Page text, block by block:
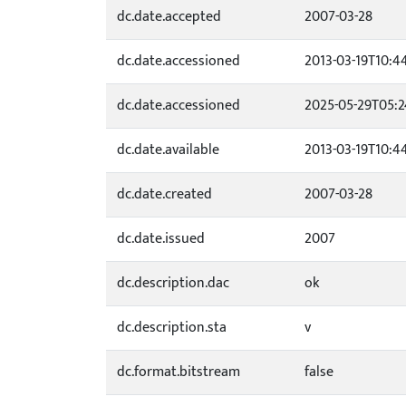
dc.date.accepted 2007-03-28
dc.date.accessioned
2013-03-
dc.date.accessioned
2025-05-
dc.date.available
2013-03-
dc.date.created
2007-03-28
dc.date.issued
2007
dc.description.dac
ok
dc.description.sta
v
dc.format.bitstream
false